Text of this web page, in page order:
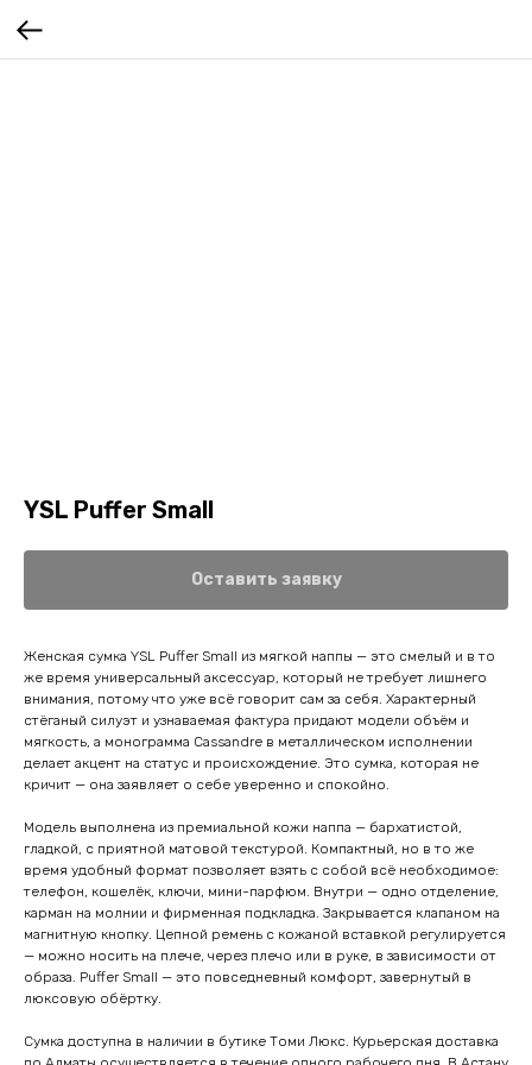
YSL Puffer Small
Оставить заявку
Женская сумка YSL Puffer Small из мягкой наппы — это смелый и в то
же время универсальный аксессуар, который не требует лишнего
внимания, потому что уже всё говорит сам за себя. Характерный
стёганый силуэт и узнаваемая фактура придают модели объём и
мягкость, а монограмма Cassandre в металлическом исполнении
делает акцент на статус и происхождение. Это сумка, которая не
кричит — она заявляет о себе уверенно и спокойно.
Модель выполнена из премиальной кожи наппа — бархатистой,
гладкой, с приятной матовой текстурой. Компактный, но в то же
время удобный формат позволяет взять с собой всё необходимое:
телефон, кошелёк, ключи, мини-парфюм. Внутри — одно отделение,
карман на молнии и фирменная подкладка. Закрывается клапаном на
магнитную кнопку. Цепной ремень с кожаной вставкой регулируется
— можно носить на плече, через плечо или в руке, в зависимости от
образа. Puffer Small — это повседневный комфорт, завернутый в
люксовую обёртку.
Сумка доступна в наличии в бутике Томи Люкс. Курьерская доставка